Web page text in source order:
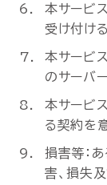
本サービ
受け付け
本サービ
のサーバ
本サービ
る契約を
損害等：
害、損失